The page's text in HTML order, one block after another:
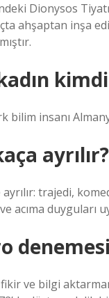
Dionysos
ahşaptan inşa
bilim insanı
ayrılır?
trajedi,
acıma
ve bilgi